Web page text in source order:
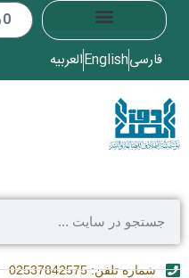
0
فارسیEnglishالعربیه
شماره تلفن: 02537842575